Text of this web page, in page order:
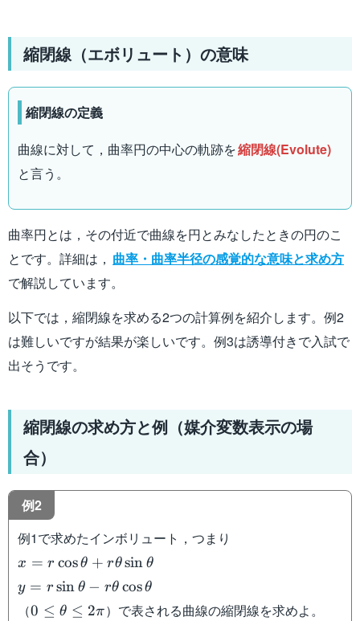
縮閉線（エボリュート）の意味
縮閉線の定義
曲線に対して，曲率円の中心の軌跡を縮閉線(Evolute)
と言う。
曲率円とは，その付近で曲線を円とみなしたときの円のこ
とです。詳細は， 曲率・曲率半径の感覚的な意味と求め方
で解説しています。
以下では，縮閉線を求める2つの計算例を紹介します。例2
は難しいですが結果が楽しいです。例3は誘導付きで入試で
出そうです。
縮閉線の求め方と例（媒介変数表示の場
合）
例2
例1で求めたインボリュート，つまり
x=r\cos\theta+r\theta\sin\theta
x = r cosθ + rθ sin θ
y=r\sin\theta-
r\theta\cos\theta
y = r sin θ − rθ cosθ
（0\leq\theta\leq
0 ≤ θ ≤ 2π）で表される曲線の縮閉線を求めよ。